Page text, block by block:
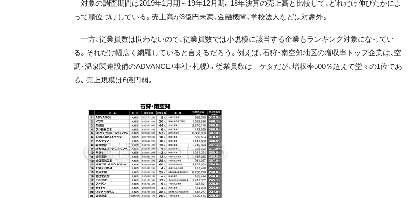
対象の調査期間は2019年1月期～19年12月期。18年決算の売上高と比較して、どれだけ伸びたかによ
って順位づけしている。売上高が3億円未満、金融機関、学校法人などは対象外。
一方、従業員数は問わないので、従業員数では小規模に該当する企業もランキング対象になってい
る。それだけ幅広く網羅していると言えるだろう。例えば、石狩・南空知地区の増収率トップ企業は、空
調・温泉関連設備のADVANCE（本社・札幌）。従業員数は一ケタだが、増収率500％超えで堂々の1位であ
る。売上規模は6億円弱。